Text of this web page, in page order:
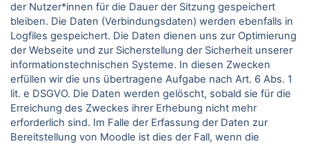
der Nutzer*innen für die Dauer der Sitzung gespeichert
bleiben. Die Daten (Verbindungsdaten) werden ebenfalls in
Logfiles gespeichert. Die Daten dienen uns zur Optimierung
der Webseite und zur Sicherstellung der Sicherheit unserer
informationstechnischen Systeme. In diesen Zwecken
erfüllen wir die uns übertragene Aufgabe nach Art. 6 Abs. 1
lit. e DSGVO. Die Daten werden gelöscht, sobald sie für die
Erreichung des Zweckes ihrer Erhebung nicht mehr
erforderlich sind. Im Falle der Erfassung der Daten zur
Bereitstellung von Moodle ist dies der Fall, wenn die